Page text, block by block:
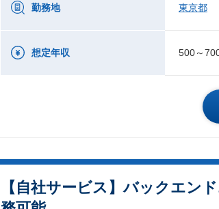
勤務地 東京都
想定年収 500～
【自社サービス】バックエン